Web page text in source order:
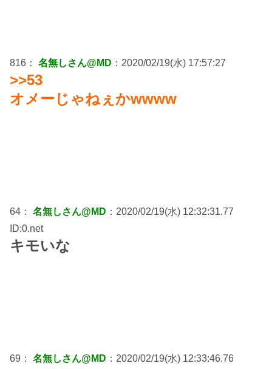
816： 名無しさん@MD ：2020/02/19(水) 17:57:27
>>53
オメーじゃねぇかwwww
64： 名無しさん@MD ：2020/02/19(水) 12:32:31.77
ID:0.net
キモいな
69： 名無しさん@MD ：2020/02/19(水) 12:33:46.76